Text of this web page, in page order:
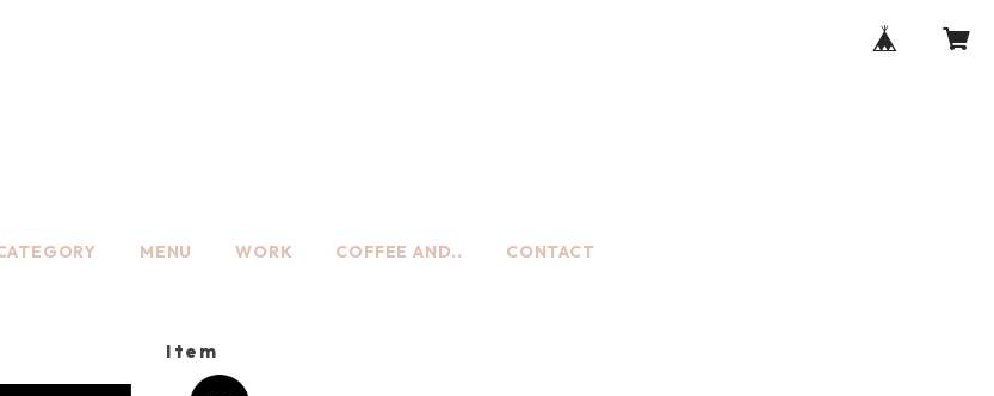
MENU WORK COFFEE AND.. CONTACT
Item